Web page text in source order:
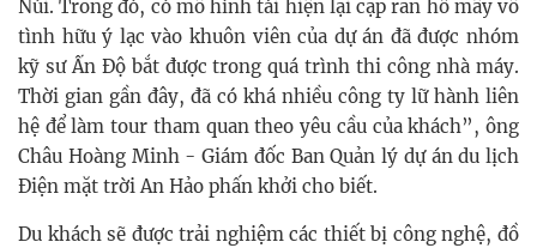
Núi. Trong đó, có mô hình tái hiện lại cặp rắn hổ mây vô
tình hữu ý lạc vào khuôn viên của dự án đã được nhóm
kỹ sư Ấn Độ bắt được trong quá trình thi công nhà máy.
Thời gian gần đây, đã có khá nhiều công ty lữ hành liên
hệ để làm tour tham quan theo yêu cầu của khách”, ông
Châu Hoàng Minh - Giám đốc Ban Quản lý dự án du lịch
Điện mặt trời An Hảo phấn khởi cho biết.
Du khách sẽ được trải nghiệm các thiết bị công nghệ, đồ